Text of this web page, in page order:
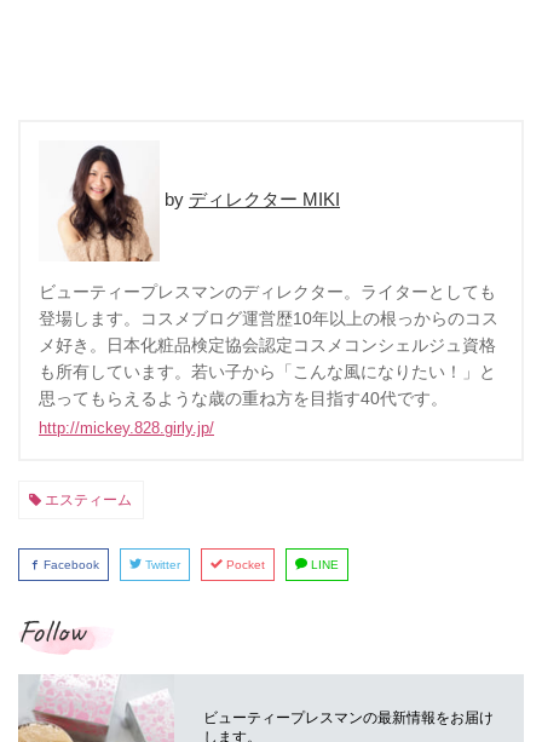
ディレクター MIKI
ビューティープレスマンのディレクター。ライターとしても
登場します。コスメブログ運営歴10年以上の根っからのコス
メ好き。日本化粧品検定協会認定コスメコンシェルジュ資格
も所有しています。若い子から「こんな風になりたい！」と
思ってもらえるような歳の重ね方を目指す40代です。
http://mickey.828.girly.jp/
エスティーム
Facebook Twitter Pocket LINE
Follow